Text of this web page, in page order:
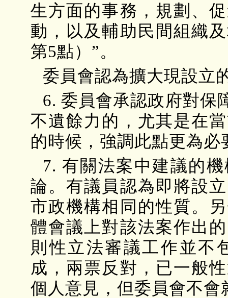
生方面的事務，規劃、
動，以及輔助民間組織
第5點）”。
委員會認為擴大現設立
6. 委員會承認政府對保
不遺餘力的，尤其是在
的時候，強調此點更為必
7. 有關法案中建議的
論。有議員認為即將設
市政機構相同的性質。
體會議上對該法案作出
則性立法審議工作並不
成，兩票反對，已一般
個人意見，但委員會不會